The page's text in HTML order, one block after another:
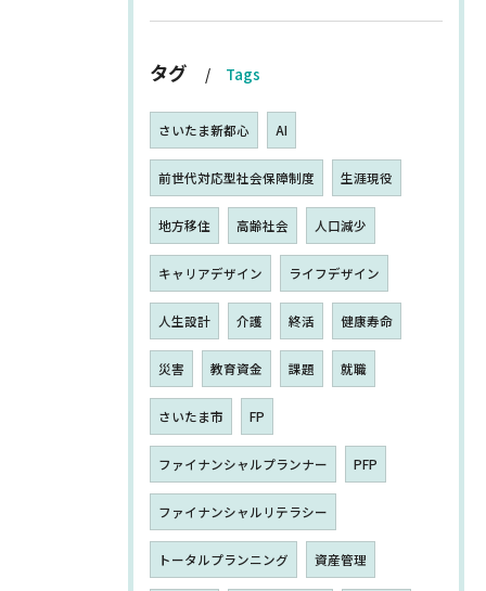
タグ Tags
さいたま新都心 AI
前世代対応型社会保障制度 生涯現役
地方移住 高齢社会 人口減少
キャリアデザイン ライフデザイン
人生設計 介護 終活 健康寿命
災害 教育資金 課題 就職
さいたま市 FP
ファイナンシャルプランナー PFP
ファイナンシャルリテラシー
トータルプランニング 資産管理